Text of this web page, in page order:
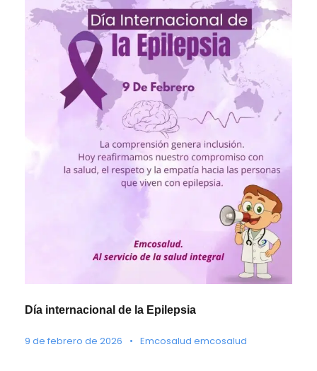
Día internacional de la Epilepsia
9 de febrero de 2026 • Emcosalud emcosalud